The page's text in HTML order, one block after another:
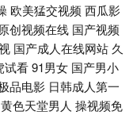
看 成人视频在线导航 熟
产精品传媒狼友 黄色网
碰 日韩欧美大B 91在线
欧美猛交视频 西瓜影
创视频在线 国产视频
国产成人在线网站 久
试看91男女 国产男小
品电影 日韩成人第一
黄色天堂男人 操视频免